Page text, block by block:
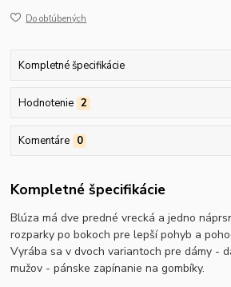
Do obľúbených
Kompletné špecifikácie
Hodnotenie 2
Komentáre 0
Kompletné špecifikácie
Blúza má dve predné vrecká a jedno
rozparky po bokoch pre lepší pohyb a
Vyrába sa v dvoch variantoch pre dámy -
mužov - pánske zapínanie na gombíky.